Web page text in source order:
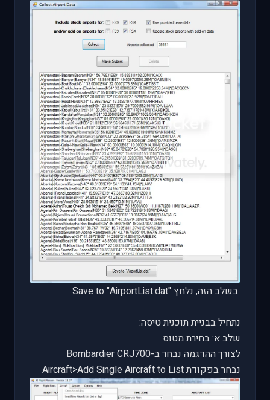
בשלב הזה, נלחץSave to "AirportList.dat"
נתחיל בבניית תוכנית טיסה:
שלב א: בחירת מטוס.
לצורך ההדגמה נבחר ב-Bombardier CRJ700
נבחר בפקודתAircraft>Add Single Aircraft to List